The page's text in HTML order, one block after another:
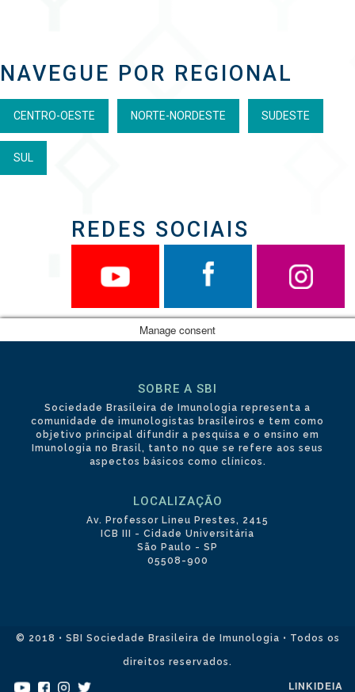
NAVEGUE POR REGIONAL
CENTRO-OESTE NORTE-NORDESTE SUDESTE
SUL
REDES SOCIAIS
SOBRE A SBI
Sociedade Brasileira de Imunologia representa a
comunidade de imunologistas brasileiros e tem como
objetivo principal difundir a pesquisa e o ensino em
Imunologia no Brasil, tanto no que se refere aos seus
aspectos básicos como clínicos.
LOCALIZAÇÃO
Av. Professor Lineu Prestes, 2415
ICB III - Cidade Universitária
São Paulo - SP
05508-900
© 2018 • SBI Sociedade Brasileira de Imunologia • Todos os
direitos reservados.
LINKIDEIA
Manage consent